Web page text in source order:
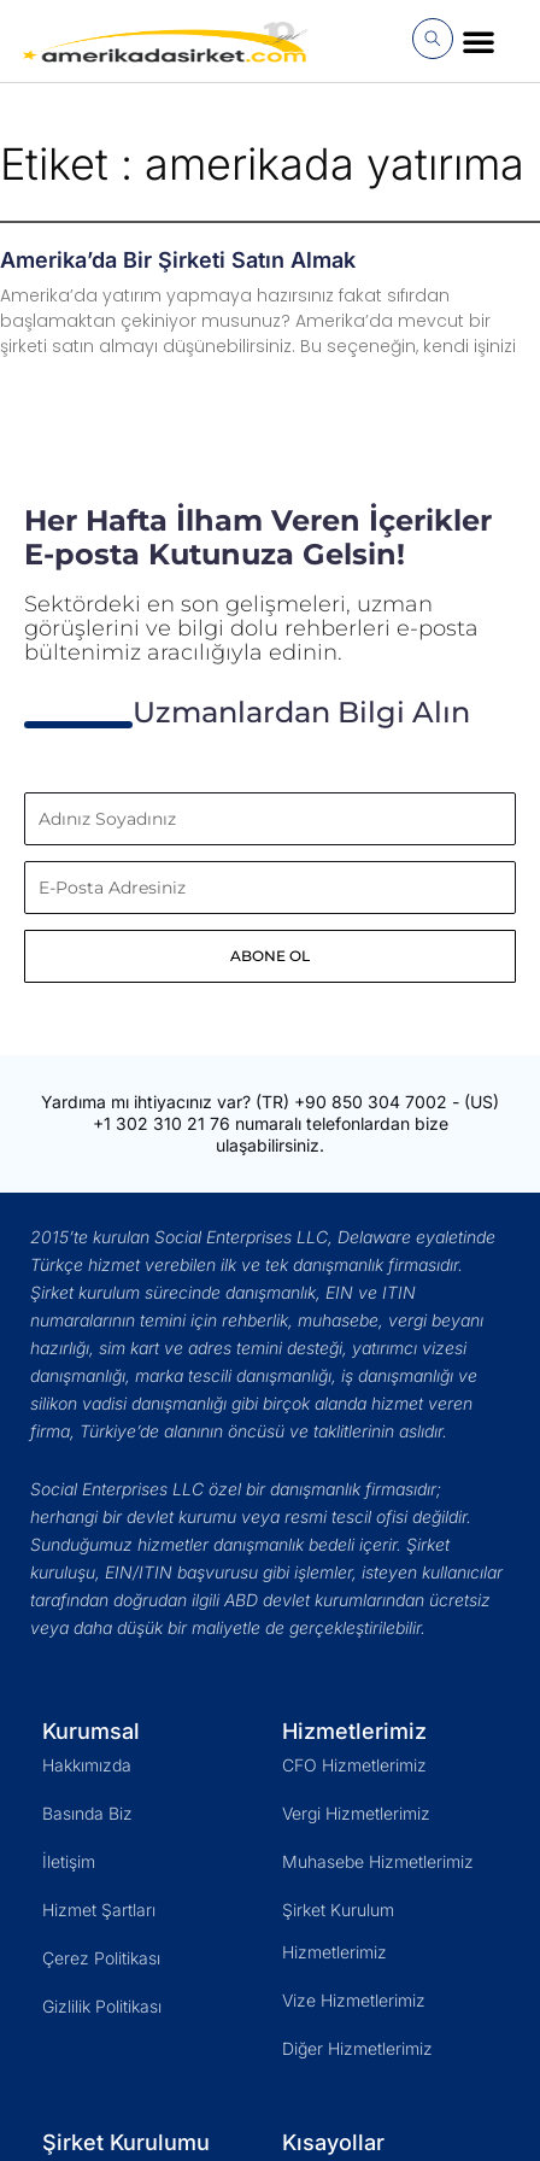
atla
Etiket : amerikada yatırıma
Amerika’da Bir Şirketi Satın Almak
Amerika’da yatırım yapmaya hazırsınız fakat sıfırdan
başlamaktan çekiniyor musunuz? Amerika’da mevcut bir
şirketi satın almayı düşünebilirsiniz. Bu seçeneğin, kendi işinizi
Her Hafta İlham Veren İçerikler
E-posta Kutunuza Gelsin!
Sektördeki en son gelişmeleri, uzman
görüşlerini ve bilgi dolu rehberleri e-posta
bültenimiz aracılığıyla edinin.
Uzmanlardan Bilgi Alın
Adınız
Soyadınız
E-
Posta
ABONE OL
Yardıma mı ihtiyacınız var? (TR) +90 850 304 7002 - (US)
+1 302 310 21 76 numaralı telefonlardan bize
ulaşabilirsiniz.
2015’te kurulan Social Enterprises LLC, Delaware eyaletinde
Türkçe hizmet verebilen ilk ve tek danışmanlık firmasıdır.
Şirket kurulum sürecinde danışmanlık, EIN ve ITIN
numaralarının temini için rehberlik, muhasebe, vergi beyanı
hazırlığı, sim kart ve adres temini desteği, yatırımcı vizesi
danışmanlığı, marka tescili danışmanlığı, iş danışmanlığı ve
silikon vadisi danışmanlığı gibi birçok alanda hizmet veren
firma, Türkiye’de alanının öncüsü ve taklitlerinin aslıdır.
Social Enterprises LLC özel bir danışmanlık firmasıdır;
herhangi bir devlet kurumu veya resmi tescil ofisi değildir.
Sunduğumuz hizmetler danışmanlık bedeli içerir. Şirket
kuruluşu, EIN/ITIN başvurusu gibi işlemler, isteyen kullanıcılar
tarafından doğrudan ilgili ABD devlet kurumlarından ücretsiz
veya daha düşük bir maliyetle de gerçekleştirilebilir.
Kurumsal
Hakkımızda
Basında Biz
İletişim
Hizmet Şartları
Çerez Politikası
Gizlilik Politikası
Hizmetlerimiz
CFO Hizmetlerimiz
Vergi Hizmetlerimiz
Muhasebe Hizmetlerimiz
Şirket Kurulum
Hizmetlerimiz
Vize Hizmetlerimiz
Diğer Hizmetlerimiz
Şirket Kurulumu Kısayollar